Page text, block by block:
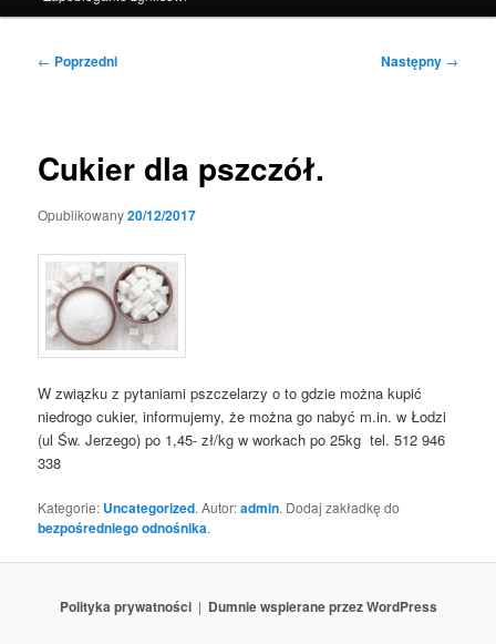
Nawigacja
← Poprzedni Następny →
Cukier dla pszczół.
Opublikowany20/12/2017
W związku z pytaniami pszczelarzy o to gdzie można kupić
niedrogo cukier, informujemy, że można go nabyć m.in. w Łodzi
(ul Św. Jerzego) po 1,45- zł/kg w workach po 25kg tel. 512 946
338
Kategorie: Uncategorized. Autor:admin. Dodaj zakładkę do
bezpośredniego odnośnika.
Polityka prywatności Dumnie wspierane przez WordPress